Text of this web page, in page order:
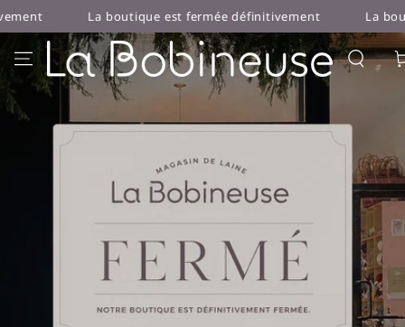
IGNORER LE
CONTENU
boutique est fermée définitivement La boutique est